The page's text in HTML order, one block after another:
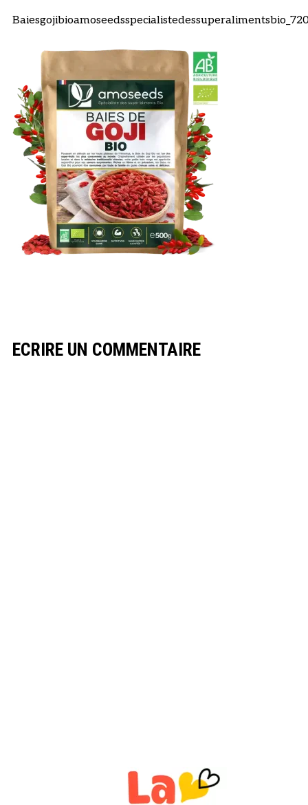
ECRIRE UN COMMENTAIRE